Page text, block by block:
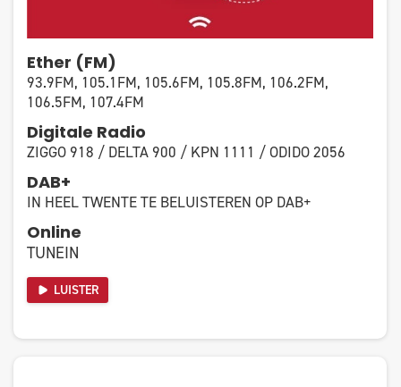
Ether (FM)
93.9FM, 105.1FM, 105.6FM, 105.8FM, 106.2FM,
106.5FM, 107.4FM
Digitale Radio
ZIGGO 918 / DELTA 900 / KPN 1111 / ODIDO 2056
DAB+
IN HEEL TWENTE TE BELUISTEREN OP DAB+
Online
TUNEIN
LUISTER